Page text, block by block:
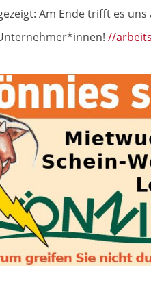
Am Ende trifft es uns
//